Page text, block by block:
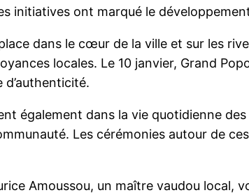
initiatives ont marqué le
dans le cœur de la ville et sur les
locales. Le 10 janvier, Grand
également dans la vie quotidienne
Les cérémonies autour de
Amoussou, un maître vaudou local,